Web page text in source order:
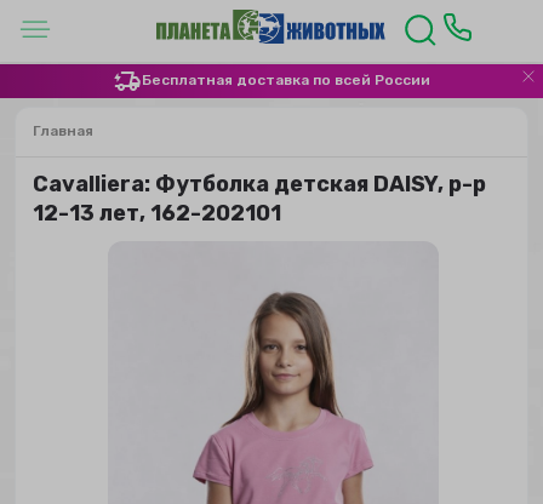
Бесплатная доставка по всей России
Главная
Сavalliera: Футболка детская DAISY, р-р
12-13 лет, 162-202101